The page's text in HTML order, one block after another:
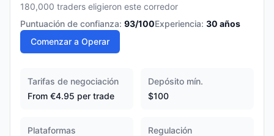
180,000 traders eligieron este corredor
Puntuación de confianza: 93/100Experiencia: 30 años
Comenzar a Operar
Tarifas de negociación
From €4.95 per trade
Depósito mín.
$100
Plataformas
Regulación